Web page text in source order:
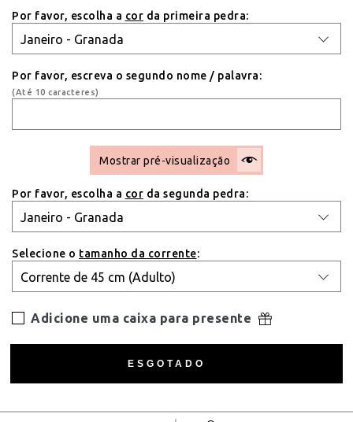
Por favor, escolha a cor da primeira pedra:
Por favor, escreva o segundo nome / palavra:
(Até 10 caracteres)
Mostrar pré-visualização
Por favor, escolha a cor da segunda pedra:
Selecione o tamanho da corrente:
Adicione uma caixa para presente